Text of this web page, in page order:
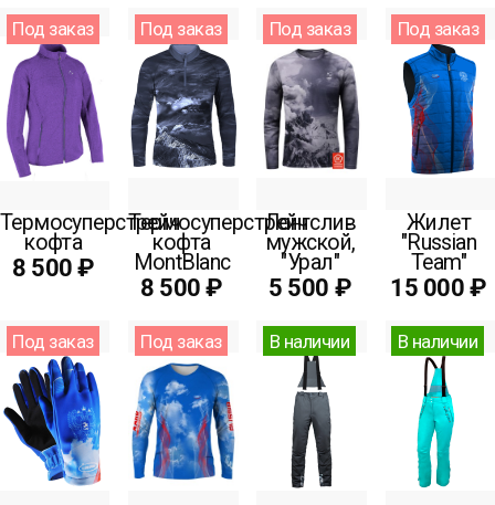
Под заказ
Термосуперстрейч
кофта
8 500 ₽
Под заказ
Термосуперстрейч
кофта
MontBlanc
8 500 ₽
Под заказ
Лонгслив
мужской,
"Урал"
5 500 ₽
Под заказ
Жилет
"Russian
Team"
15 000 ₽
Под заказ Под заказ В наличии В наличии